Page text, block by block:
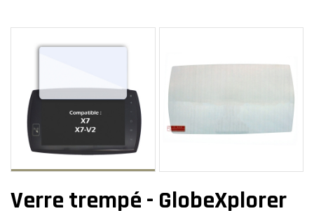
Verre trempé - GlobeXplorer